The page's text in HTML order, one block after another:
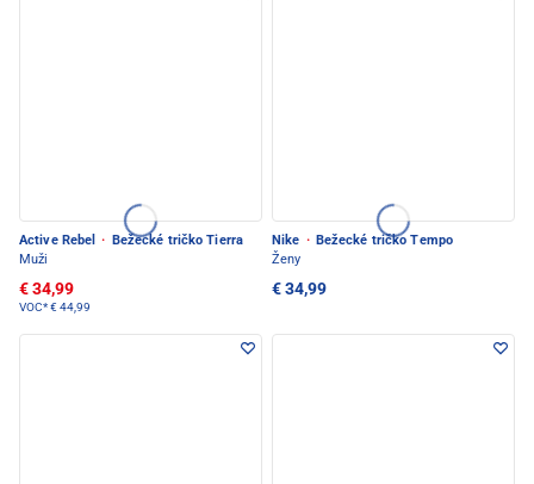
Active Rebel · Bežecké tričko Tierra
Muži
€ 34,99
VOC*€ 44,99
Nike · Bežecké tričko Tempo
Ženy
€ 34,99